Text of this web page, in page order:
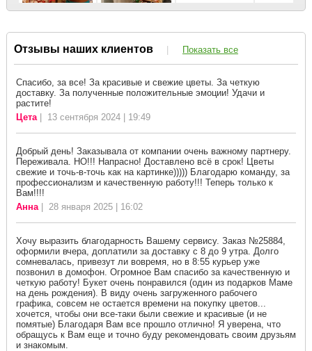
Отзывы наших клиентов | Показать все
Спасибо, за все! За красивые и свежие цветы. За четкую
доставку. За полученные положительные эмоции! Удачи и
растите!
Цета| 13 сентября 2024 | 19:49
Добрый день! Заказывала от компании очень важному партнеру.
Переживала. НО!!! Напрасно! Доставлено всё в срок! Цветы
свежие и точь-в-точь как на картинке))))) Благодарю команду, за
профессионализм и качественную работу!!! Теперь только к
Вам!!!!
Анна| 28 января 2025 | 16:02
Хочу выразить благодарность Вашему сервису. Заказ №25884,
оформили вчера, доплатили за доставку с 8 до 9 утра. Долго
сомневалась, привезут ли вовремя, но в 8:55 курьер уже
позвонил в домофон. Огромное Вам спасибо за качественную и
четкую работу! Букет очень понравился (один из подарков Маме
на день рождения). В виду очень загруженного рабочего
графика, совсем не остается времени на покупку цветов...
хочется, чтобы они все-таки были свежие и красивые (и не
помятые) Благодаря Вам все прошло отлично! Я уверена, что
обращусь к Вам еще и точно буду рекомендовать своим друзьям
и знакомым.